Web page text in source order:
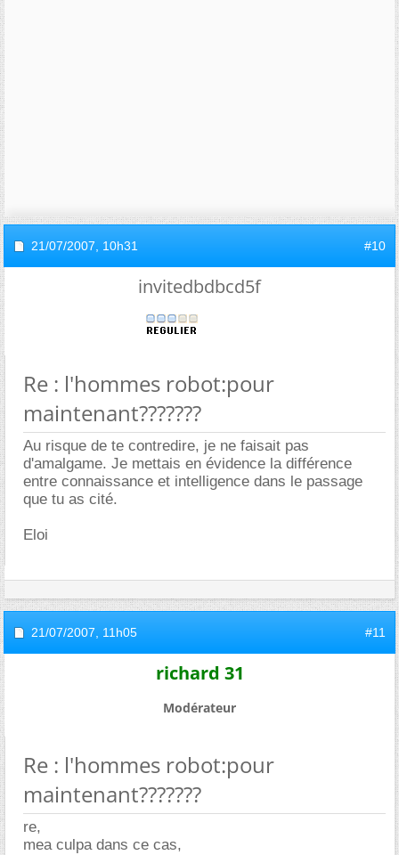
21/07/2007, 10h31 #10
invitedbdbcd5f
Re : l'hommes robot:pour
maintenant???????
Au risque de te contredire, je ne faisait pas
d'amalgame. Je mettais en évidence la différence
entre connaissance et intelligence dans le passage
que tu as cité.
Eloi
21/07/2007, 11h05 #11
richard 31
Modérateur
Re : l'hommes robot:pour
maintenant???????
re,
mea culpa dans ce cas,